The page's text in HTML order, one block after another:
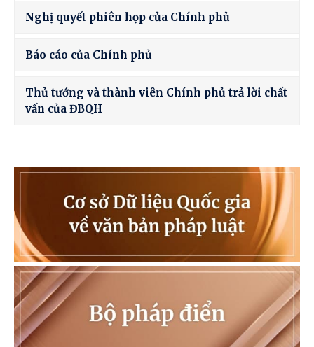
Nghị quyết phiên họp của Chính phủ
Báo cáo của Chính phủ
Thủ tướng và thành viên Chính phủ trả lời chất
vấn của ĐBQH